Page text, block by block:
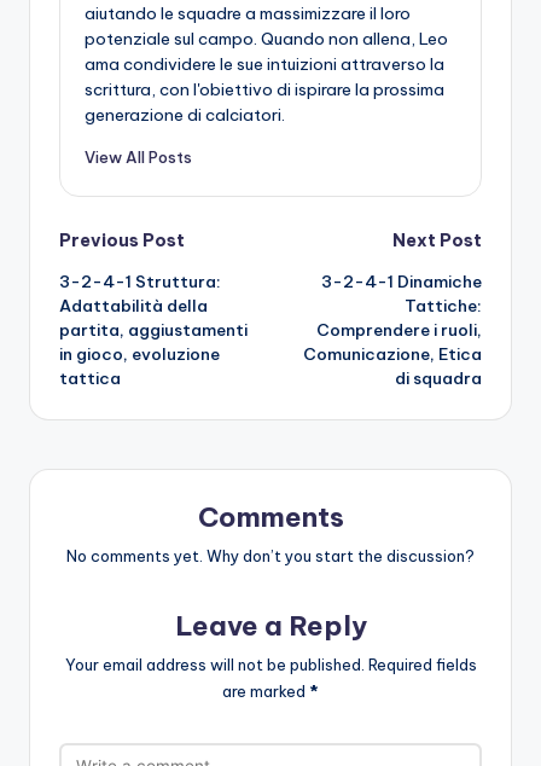
aiutando le squadre a massimizzare il loro
potenziale sul campo. Quando non allena, Leo
ama condividere le sue intuizioni attraverso la
scrittura, con l'obiettivo di ispirare la prossima
generazione di calciatori.
View All Posts
Post
navigation
Previous Post
3-2-4-1 Struttura:
Adattabilità della
partita, aggiustamenti
in gioco, evoluzione
tattica
Next Post
3-2-4-1 Dinamiche
Tattiche:
Comprendere i ruoli,
Comunicazione, Etica
di squadra
Comments
No comments yet. Why don’t you start the discussion?
Leave a Reply
Your email address will not be published. Required fields
are marked *